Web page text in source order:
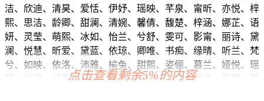
洁、欣迪、清昊、爱恬、伊妤、瑶映、芊泉、甯昕、亦悦、梓
熙、思洁、龄卿、甜澜、清婉、馨倩、馥楚、梓涵、娜芷、语
妍、灵莹、萌熙、冰如、怡兰、兮舒、雯可、影甯、丽诗、黛
澜、悦慧、昕爱、黛蓝、依琼、卿唯、书痴、缘晴、听兰、梵
兮、如映、依洛、沛雅、榆兔、甜熙、姿俪、慕兰、娅悦、瑶
玥、兮雅、诗俪、润蓝、媱萱、云云、自娜、媛绮、蓝慧、菱
点击查看剩余5%的内容